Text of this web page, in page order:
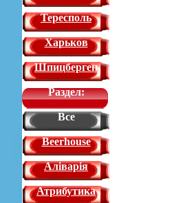
Тересполь
Харьков
Шпицберген
Раздел:
Все
Beerhouse
Аліварія
Атрибутика